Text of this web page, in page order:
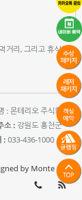
거리, 그리고 휴식이
: 몬테리오 주식회사
소 : 강원도 홍천군
: 033-436-1000
|
by Monte rio.